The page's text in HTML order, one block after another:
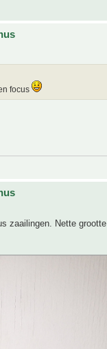
focus
zaailingen. Nette